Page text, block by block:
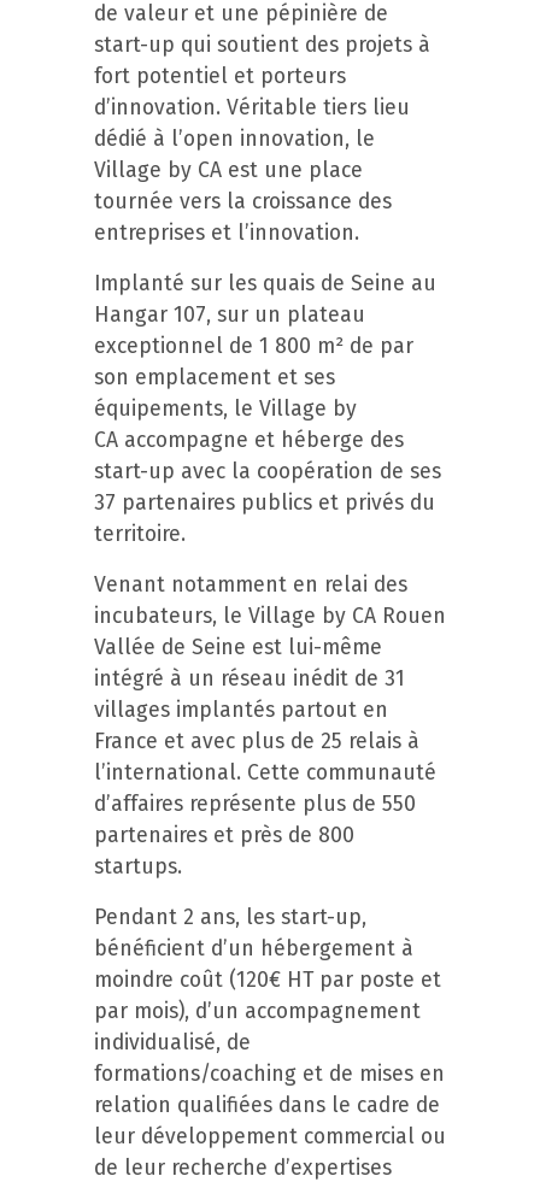
de valeur et une pépinière de
start-up qui soutient des projets à
fort potentiel et porteurs
d’innovation. Véritable tiers lieu
dédié à l’open innovation, le
Village by CA est une place
tournée vers la croissance des
entreprises et l’innovation.
Implanté sur les quais de Seine au
Hangar 107, sur un plateau
exceptionnel de 1 800 m² de par
son emplacement et ses
équipements, le Village by
CA accompagne et héberge des
start-up avec la coopération de ses
37 partenaires publics et privés du
territoire.
Venant notamment en relai des
incubateurs, le Village by CA Rouen
Vallée de Seine est lui-même
intégré à un réseau inédit de 31
villages implantés partout en
France et avec plus de 25 relais à
l’international. Cette communauté
d’affaires représente plus de 550
partenaires et près de 800
startups.
Pendant 2 ans, les start-up,
bénéficient d’un hébergement à
moindre coût (120€ HT par poste et
par mois), d’un accompagnement
individualisé, de
formations/coaching et de mises en
relation qualifiées dans le cadre de
leur développement commercial ou
de leur recherche d’expertises